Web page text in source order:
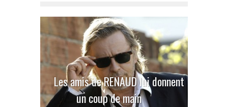
Les amis de RENAUD lui donnent
un coup de main